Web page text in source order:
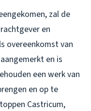
zal de
en
overeenkomst van
en is
een werk van
en op te
Castricum,